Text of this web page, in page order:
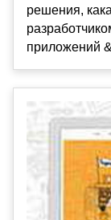
решения,
приложений